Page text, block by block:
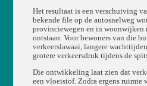
Het resultaat is een verschuiving
bekende file op de autosnelweg
provinciewegen en in woonwijken
ontstaan. Voor bewoners van die
verkeerslawaai, langere
grotere verkeersdruk tijdens de
Die ontwikkeling laat zien dat
een vloeistof. Zodra ergens ruimte